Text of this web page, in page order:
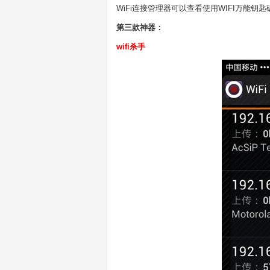
WiFi连接管理器可以查看使用WIFI万能钥
第三款神器：
wifi杀手